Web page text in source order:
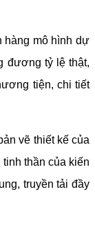
hàng mô hình dự
đương tỷ lệ thật,
tiện, chi tiết
vẽ thiết kế của
thần của kiến
truyền tải đầy